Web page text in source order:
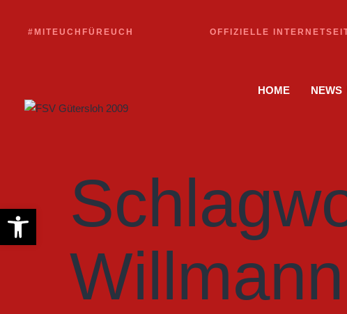
#MITEUCHFÜREUCH OFFIZIELLE
HOME NEWS
Willmann
Werkzeugleiste öffnen